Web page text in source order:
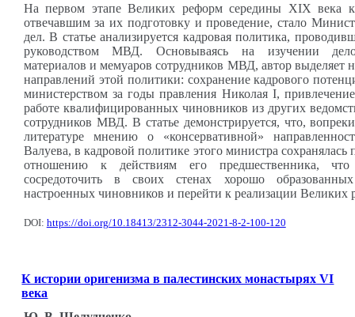
На первом этапе Великих реформ середины XIX века
отвечавшим за их подготовку и проведение, стало
дел. В статье анализируется кадровая политика,
руководством МВД. Основываясь на изучении
материалов и мемуаров сотрудников МВД, автор выделяет
направлений этой политики: сохранение кадрового
министерством за годы правления Николая I,
работе квалифицированных чиновников из других
сотрудников МВД. В статье демонстрируется, что,
литературе мнению о «консервативной»
Валуева, в кадровой политике этого министра сохранялась
отношению к действиям его предшественника,
сосредоточить в своих стенах хорошо
настроенных чиновников и перейти к реализации Великих
DOI: https://doi.org/10.18413/2312-3044-2021-8-2-100-120
К истории оригенизма в палестинских монастырях VI
века